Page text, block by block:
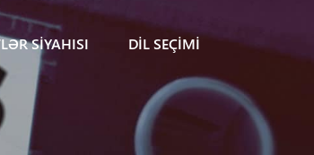
SIYAHISI DIL SEÇIMI